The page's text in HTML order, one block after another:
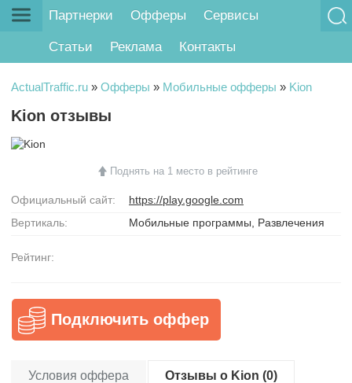
Партнерки Офферы Сервисы
Статьи Реклама Контакты
ActualTraffic.ru » Офферы » Мобильные офферы » Kion
Kion отзывы
Поднять на 1 место в рейтинге
Официальный сайт:
https://play.google.com
Вертикаль:
Мобильные программы, Развлечения
Рейтинг:
Подключить оффер
Условия оффера Отзывы о Kion (0)